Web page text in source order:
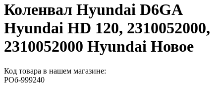
Коленвал Hyundai D6GA
Hyundai HD 120, 2310052000,
2310052000 Hyundai Новое
Код товара в нашем магазине:
РОб-999240